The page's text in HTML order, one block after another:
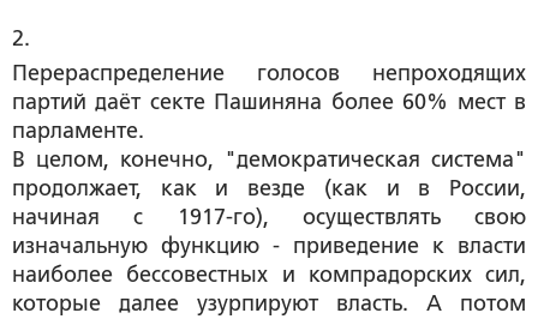
2.
Перераспределение голосов непроходящих
партий даёт секте Пашиняна более 60% мест в
парламенте.
В целом, конечно, "демократическая система"
продолжает, как и везде (как и в России,
начиная с 1917-го), осуществлять свою
изначальную функцию - приведение к власти
наиболее бессовестных и компрадорских сил,
которые далее узурпируют власть. А потом